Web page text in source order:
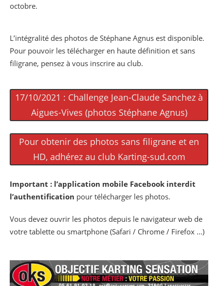
octobre.
L’intégralité des photos de Stéphane Agnus est disponible.
Pour pouvoir les télécharger en haute définition et sans
filigrane, pensez à vous inscrire au club.
17/10/2021 : Challenge Jean-Claude Sanchez à
Aigues-Vives (photos Stéphane Agnus)
Pour obtenir des photos sans filigrane et en
HD, adhérez au club Karting-sud.com
Important : l’application mobile Facebook interdit
l’authentification pour télécharger les photos.
Vous devez ouvrir les photos depuis le navigateur web de
votre tablette ou smartphone (Safari / Chrome / Firefox …)